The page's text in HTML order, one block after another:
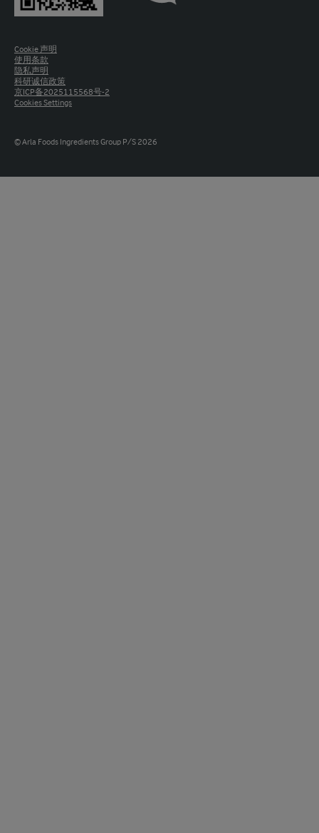
Cookie 声明
使用条款
隐私声明
科研诚信政策
京ICP备2025115568号-2
Cookies Settings
© Arla Foods Ingredients Group P/S 2026